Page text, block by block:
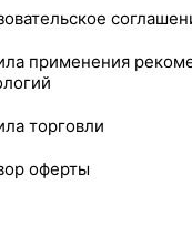
применения
торговли
оферты